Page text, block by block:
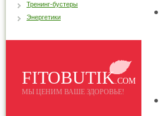
Тренинг-бустеры
Энергетики
FITOBUTIK.COM
МЫ ЦЕНИМ ВАШЕ ЗДОРОВЬЕ!